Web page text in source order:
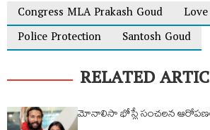
Congress MLA Prakash Goud
Police Protection
Santosh Goud
RELATED
మోనాలిసా భోస్లే సంచలన